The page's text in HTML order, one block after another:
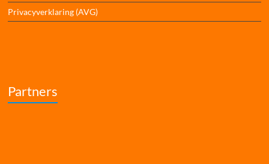
Privacyverklaring (AVG)
Partners